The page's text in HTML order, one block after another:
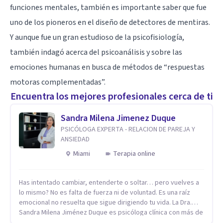
funciones mentales, también es importante saber que fue
uno de los pioneros en el diseño de detectores de mentiras.
Y aunque fue un gran estudioso de la psicofisiología,
también indagó acerca del psicoanálisis y sobre las
emociones humanas en busca de métodos de “respuestas
motoras complementadas”.
Encuentra los mejores profesionales cerca de ti
Sandra Milena Jimenez Duque
PSICÓLOGA EXPERTA - RELACION DE PAREJA Y
ANSIEDAD
Miami
Terapia online
Has intentado cambiar, entenderte o soltar… pero vuelves a
lo mismo? No es falta de fuerza ni de voluntad. Es una raíz
emocional no resuelta que sigue dirigiendo tu vida. La Dra.
Sandra Milena Jiménez Duque es psicóloga clínica con más de